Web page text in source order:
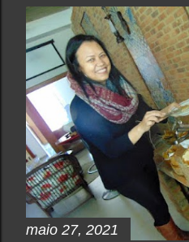
maio 27, 2021